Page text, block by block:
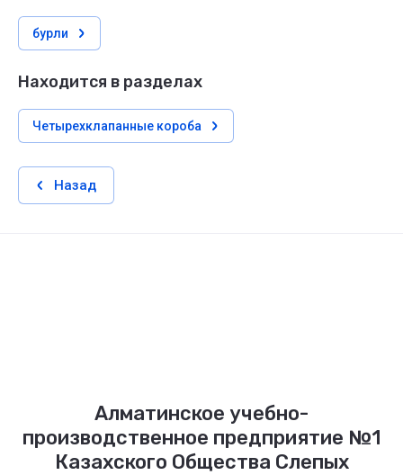
бурли
Находится в разделах
Четырехклапанные короба
Назад
Алматинское учебно-
производственное предприятие №1
Казахского Общества Слепых